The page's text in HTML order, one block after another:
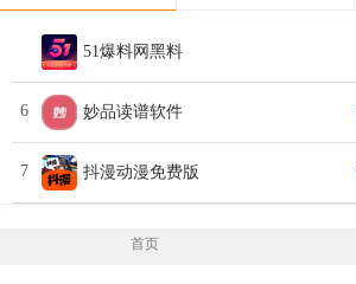
51爆料网黑料
6 妙品读谱软件
7 抖漫动漫免费版
首页